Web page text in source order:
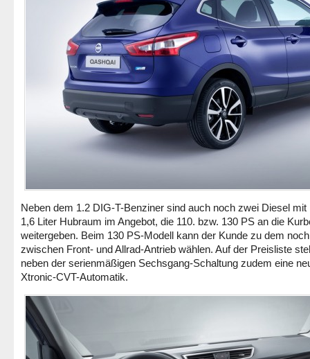
Neben dem 1.2 DIG-T-Benziner sind auch noch zwei Diesel mit
1,6 Liter Hubraum im Angebot, die 110. bzw. 130 PS an die
weitergeben. Beim 130 PS-Modell kann der Kunde zu dem noch
zwischen Front- und Allrad-Antrieb wählen. Auf der Preisliste
neben der serienmäßigen Sechsgang-Schaltung zudem eine
Xtronic-CVT-Automatik.